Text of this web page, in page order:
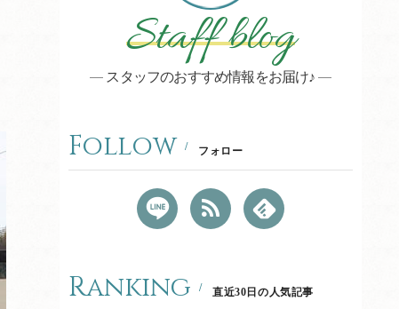
Staff blog
スタッフのおすすめ情報をお届け♪
Follow フォロー
Ranking 直近30日の人気記事